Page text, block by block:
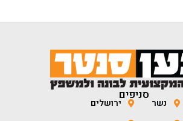
סניפים
נשר
ירושלים